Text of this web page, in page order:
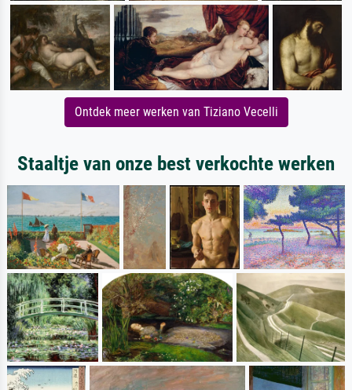
Ontdek meer werken van Tiziano Vecelli
Staaltje van onze best verkochte werken